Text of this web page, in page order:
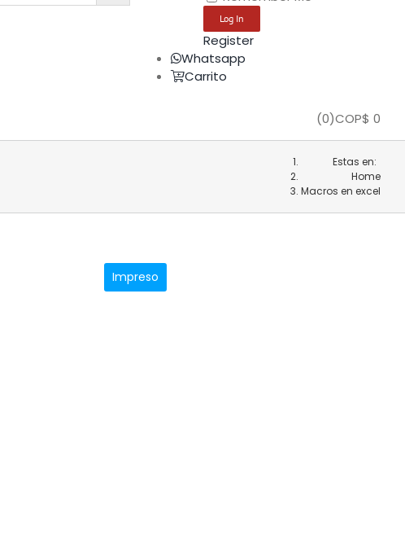
Register
Whatsapp
Carrito
(0)COP$ 0
Estas en:
Home
Macros en excel
Impreso